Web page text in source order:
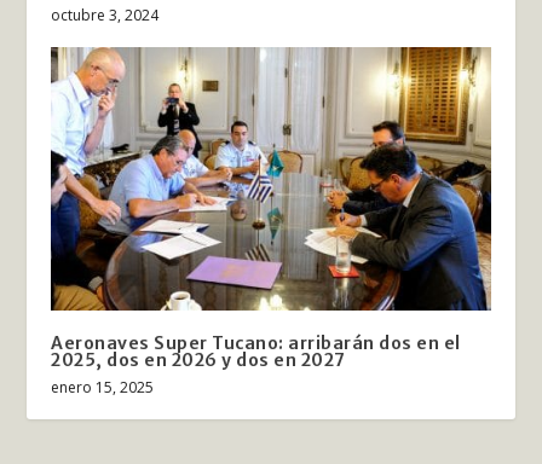
octubre 3, 2024
Aeronaves Super Tucano: arribarán dos en el
2025, dos en 2026 y dos en 2027
enero 15, 2025